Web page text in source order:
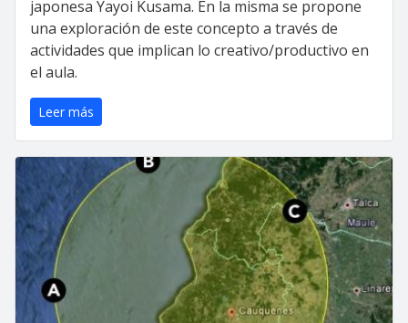
japonesa Yayoi Kusama. En la misma se propone
una exploración de este concepto a través de
actividades que implican lo creativo/productivo en
el aula.
Leer más